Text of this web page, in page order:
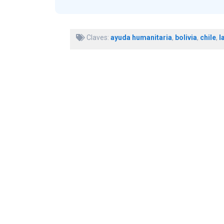
Claves: ayuda humanitaria, bolivia, chile,